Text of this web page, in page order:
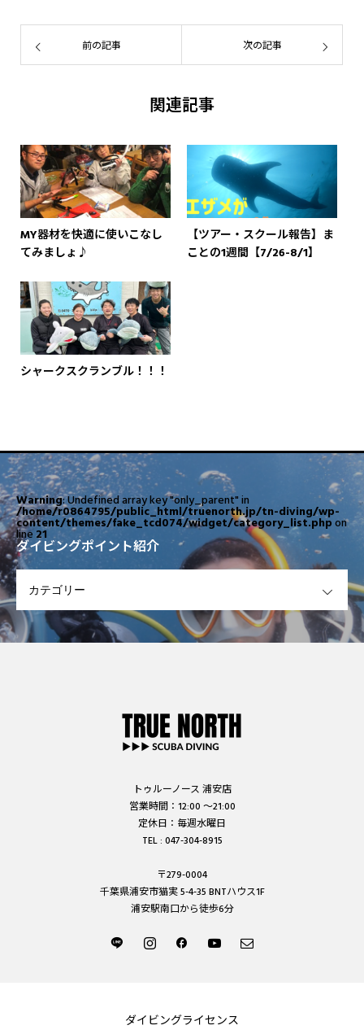
前の記事 次の記事
関連記事
MY器材を快適に使いこなし
てみましょ♪
【ツアー・スクール報告】ま
ことの1週間【7/26-8/1】
シャークスクランブル！！！
Warning: Undefined array key "only_parent" in
/home/r0864795/public_html/truenorth.jp/tn-diving/wp-
content/themes/fake_tcd074/widget/category_list.php on
line 21
ダイビングポイント紹介
トゥルーノース 浦安店
営業時間：12:00 ～21:00
定休日：毎週水曜日
TEL : 047-304-8915
〒279-0004
千葉県浦安市猫実 5-4-35 BNTハウス1F
浦安駅南口から徒歩6分
ダイビングライセンス